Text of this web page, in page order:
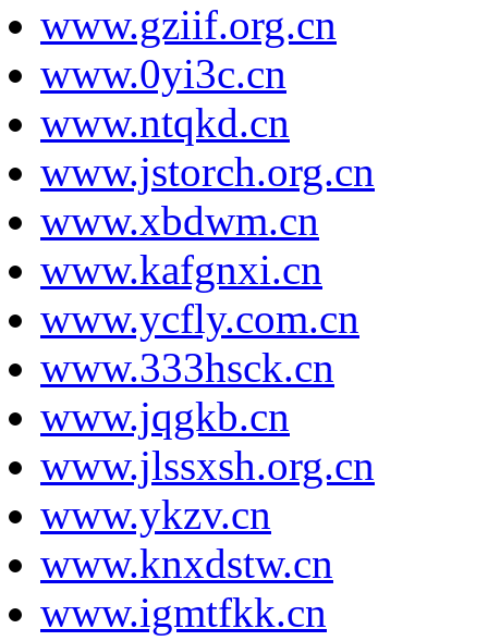
www.gziif.org.cn
www.0yi3c.cn
www.ntqkd.cn
www.jstorch.org.cn
www.xbdwm.cn
www.kafgnxi.cn
www.ycfly.com.cn
www.333hsck.cn
www.jqgkb.cn
www.jlssxsh.org.cn
www.ykzv.cn
www.knxdstw.cn
www.igmtfkk.cn